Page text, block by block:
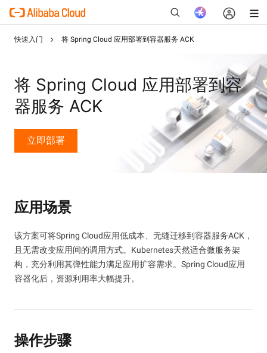
快速入门 将 Spring Cloud 应用部署到容器服务 ACK
将 Spring Cloud 应用部署到容
器服务 ACK
立即部署
应用场景
该方案可将Spring Cloud应用低成本、无缝迁移到容器服务ACK，
且无需改变应用间的调用方式。Kubernetes天然适合微服务架
构，充分利用其弹性能力满足应用扩容需求。Spring Cloud应用
容器化后，资源利用率大幅提升。
操作步骤
新